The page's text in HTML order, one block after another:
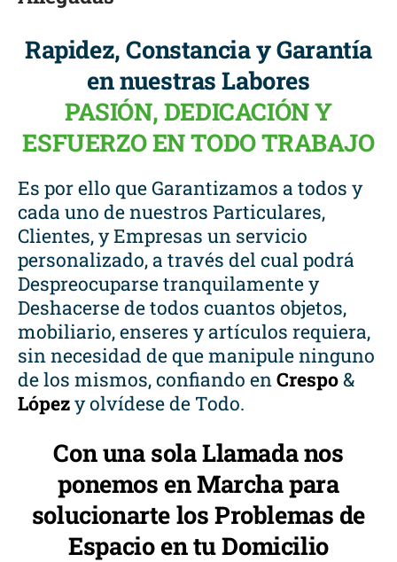
Rapidez, Constancia y Garantía
en nuestras Labores
PASIÓN, DEDICACIÓN Y
ESFUERZO EN TODO TRABAJO
Es por ello que Garantizamos a todos y
cada uno de nuestros Particulares,
Clientes, y Empresas un servicio
personalizado, a través del cual podrá
Despreocuparse tranquilamente y
Deshacerse de todos cuantos objetos,
mobiliario, enseres y artículos requiera,
sin necesidad de que manipule ninguno
de los mismos, confiando enCrespo&
Lópezy olvídese de Todo.
Con una sola Llamada nos
ponemos en Marcha para
solucionarte los Problemas de
Espacio en tu Domicilio